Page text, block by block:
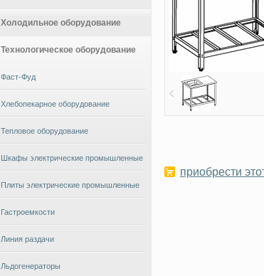
приобрести
Холодильное оборудование
Технологическое оборудование
Фаст-Фуд
Хлебопекарное оборудование
Тепловое оборудование
Шкафы электрические промышленные
Плиты электрические промышленные
Гастроемкости
Линия раздачи
Льдогенераторы